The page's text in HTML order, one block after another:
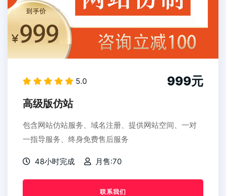
5.0 999元
高级版仿站
包含网站仿站服务、域名注册、提供网站空间、一对
一指导服务、终身免费售后服务
48小时完成 月售:70
联系我们